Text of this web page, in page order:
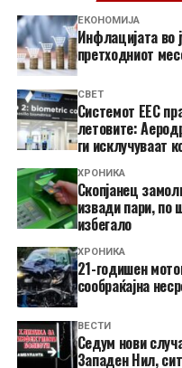
ЕКОНОМИЈА
Инфлацијата во
претходниот
СВЕТ
Системот ЕЕС
летовите:
ги исклучуваат
ХРОНИКА
Скопјанец
извади пари, по
избегало
ХРОНИКА
21-годишен
сообраќајна
ВЕСТИ
Седум нови
Западен Нил,